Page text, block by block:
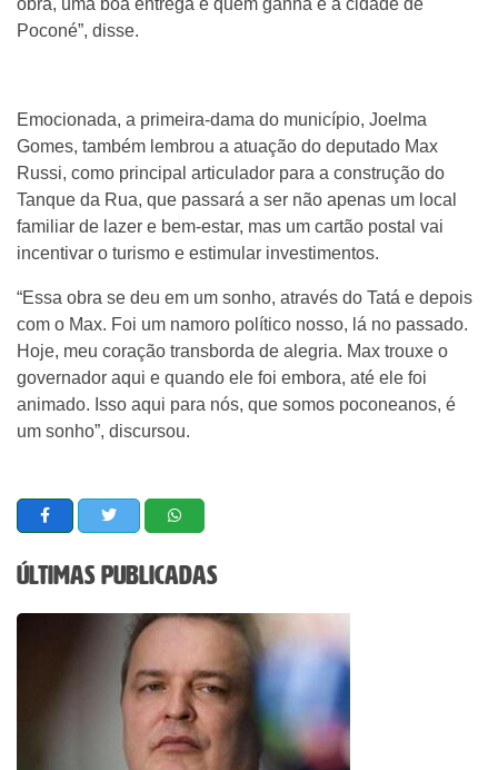
Poconé”, disse.
Emocionada, a primeira-dama do município, Joelma
Gomes, também lembrou a atuação do deputado Max
Russi, como principal articulador para a construção do
Tanque da Rua, que passará a ser não apenas um local
familiar de lazer e bem-estar, mas um cartão postal vai
incentivar o turismo e estimular investimentos.
“Essa obra se deu em um sonho, através do Tatá e depois
com o Max. Foi um namoro político nosso, lá no passado.
Hoje, meu coração transborda de alegria. Max trouxe o
governador aqui e quando ele foi embora, até ele foi
animado. Isso aqui para nós, que somos poconeanos, é
um sonho”, discursou.
Últimas Publicadas